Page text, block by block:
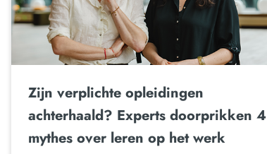
Zijn verplichte opleidingen
achterhaald? Experts doorprikken 4
mythes over leren op het werk